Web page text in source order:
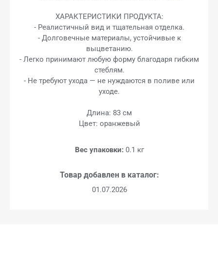
ХАРАКТЕРИСТИКИ ПРОДУКТА:
- Реалистичный вид и тщательная отделка.
- Долговечные материалы, устойчивые к
выцветанию.
- Легко принимают любую форму благодаря гибким
стеблям.
- Не требуют ухода — не нуждаются в поливе или
уходе.
Длина: 83 см
Цвет: оранжевый
Вес упаковки: 0.1 кг
Товар добавлен в каталог:
01.07.2026